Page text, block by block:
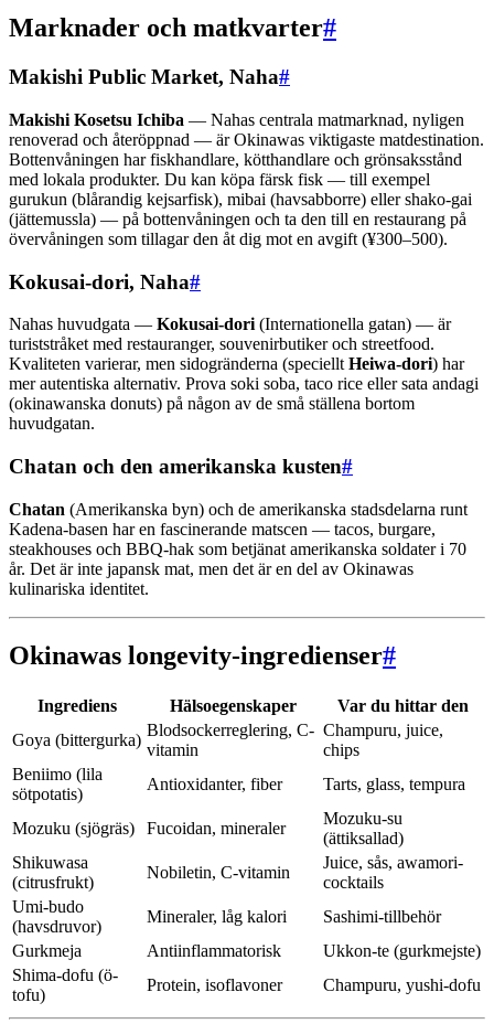
Marknader och matkvarter#
Makishi Public Market, Naha#
Makishi Kosetsu Ichiba — Nahas centrala matmarknad, nyligen
renoverad och återöppnad — är Okinawas viktigaste matdestination.
Bottenvåningen har fiskhandlare, kötthandlare och grönsaksstånd
med lokala produkter. Du kan köpa färsk fisk — till exempel
gurukun (blårandig kejsarfisk), mibai (havsabborre) eller shako-gai
(jättemussla) — på bottenvåningen och ta den till en restaurang på
övervåningen som tillagar den åt dig mot en avgift (¥300–500).
Kokusai-dori, Naha#
Nahas huvudgata — Kokusai-dori(Internationella gatan) — är
turiststråket med restauranger, souvenirbutiker och streetfood.
Kvaliteten varierar, men sidogränderna (specielltHeiwa-dori) har
mer autentiska alternativ. Prova soki soba, taco rice eller sata andagi
(okinawanska donuts) på någon av de små ställena bortom
huvudgatan.
Chatan och den amerikanska kusten#
Chatan (Amerikanska byn) och de amerikanska stadsdelarna runt
Kadena-basen har en fascinerande matscen — tacos, burgare,
steakhouses och BBQ-hak som betjänat amerikanska soldater i 70
år. Det är inte japansk mat, men det är en del av Okinawas
kulinariska identitet.
Okinawas longevity-ingredienser#
Ingrediens Hälsoegenskaper
Var du hittar den
Goya (bittergurka)
Blodsockerreglering, C-
vitamin
Champuru, juice,
chips
Beniimo (lila
sötpotatis)
Antioxidanter, fiber Tarts, glass, tempura
Mozuku (sjögräs) Fucoidan, mineraler
Mozuku-su
(ättiksallad)
Shikuwasa
(citrusfrukt)
Nobiletin, C-vitamin
Juice, sås, awamori-
cocktails
Umi-budo
(havsdruvor)
Mineraler, låg kalori
Sashimi-tillbehör
Gurkmeja
Antiinflammatorisk
Ukkon-te (gurkmejste)
Shima-dofu (ö-
tofu)
Protein, isoflavoner Champuru, yushi-dofu